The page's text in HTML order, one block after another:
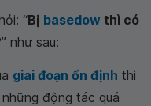
“Bị basedow thì có
như sau:
giai đoạn ổn định thì
động tác quá